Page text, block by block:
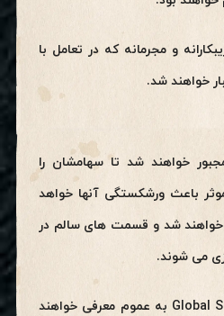
و مجرمانه که در تعامل با
خواهند شد.
خواهند شد تا سهامشان را
باعث ورشکستگی آنها خواهد
شد و قسمت های سالم در
می شوند.
سپس، Global Settlement funds به عموم معرفی خواهند